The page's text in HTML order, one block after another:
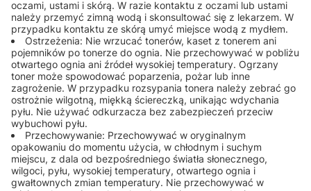
oczami, ustami i skórą. W razie kontaktu z oczami lub ustami
należy przemyć zimną wodą i skonsultować się z lekarzem. W
przypadku kontaktu ze skórą umyć miejsce wodą z mydłem.
Ostrzeżenia: Nie wrzucać tonerów, kaset z tonerem ani
pojemników po tonerze do ognia. Nie przechowywać w pobliżu
otwartego ognia ani źródeł wysokiej temperatury. Ogrzany
toner może spowodować poparzenia, pożar lub inne
zagrożenie. W przypadku rozsypania tonera należy zebrać go
ostrożnie wilgotną, miękką ściereczką, unikając wdychania
pyłu. Nie używać odkurzacza bez zabezpieczeń przeciw
wybuchowi pyłu.
Przechowywanie: Przechowywać w oryginalnym
opakowaniu do momentu użycia, w chłodnym i suchym
miejscu, z dala od bezpośredniego światła słonecznego,
wilgoci, pyłu, wysokiej temperatury, otwartego ognia i
gwałtownych zmian temperatury. Nie przechowywać w